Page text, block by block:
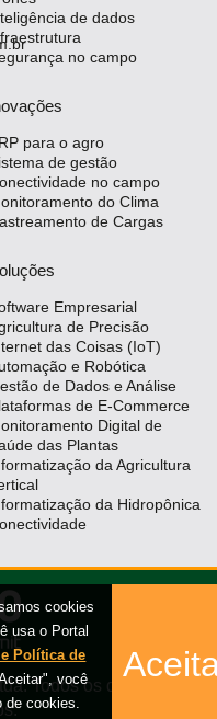
cookies
usa o Portal
Política de
você
de cookies.
de dados
no campo
para o agro
de gestão
no campo
do Clima
de Cargas
Empresarial
de Precisão
das Coisas (IoT)
e Robótica
de Dados e Análise
de E-Commerce
Digital de
das Plantas
da Agricultura
da Hidropônica
Todos os direitos